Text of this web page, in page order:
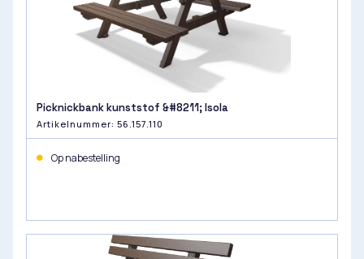
Picknickbank kunststof &#8211; Isola
Artikelnummer: 56.157.110
Op nabestelling